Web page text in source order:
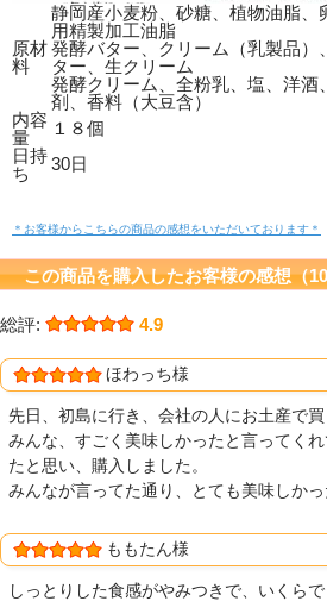
原材
料
静岡産小麦粉、砂糖、植物油脂、
用精製加工油脂
発酵バター、クリーム（乳製品）
ター、生クリーム
発酵クリーム、全粉乳、塩、洋酒
剤、香料（大豆含）
内容
量
１８個
日持
ち
30日
＊お客様からこちらの商品の感想をいただいております＊
この商品を購入したお客様の感想（
総評: 4.9
ほわっち様
先日、初島に行き、会社の人にお土産で買
みんな、すごく美味しかったと言ってく
たと思い、購入しました。
みんなが言ってた通り、とても美味しかっ
ももたん様
しっとりした食感がやみつきで、いくら